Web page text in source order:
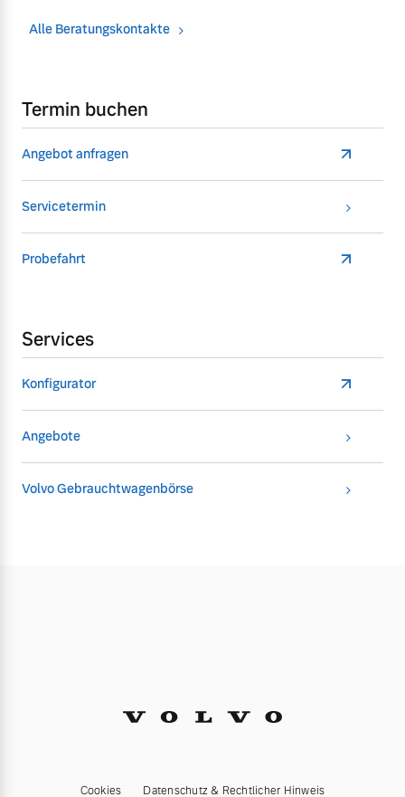
Alle Beratungskontakte
Termin buchen
Angebot anfragen
Servicetermin
Probefahrt
Services
Konfigurator
Angebote
Volvo Gebrauchtwagenbörse
Cookies Datenschutz & Rechtlicher Hinweis